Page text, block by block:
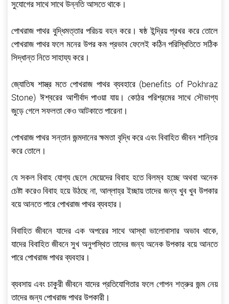
সুযোগের সাথে সাথে উন্নতি আসতে থাকে।
পোখরাজ পাথর বুদ্ধিমত্তার পরিচয় বহন করে। ষষ্ঠ ইন্দ্রিয় প্রখর করে তোলে
পোখরাজ পাথর ফলে মনের উপর কম প্রভাব ফেলেই কঠিন পরিস্থিতিতে সঠিক
সিদ্ধান্ত নিতে সাহায্য করে।
জ্যোতিষ শাস্ত্র মতে পোখরাজ পাথর ব্যবহারে (benefits of Pokhraz
Stone) ঈশ্বরের আশীর্বাদ পাওয়া যায়। কোঠর পরিশ্রমের সাথে সৌভাগ্য
জুড়ে গেলে সফলতা কেও আটকাতে পারেনা।
পোখরাজ পাথর সন্তান জন্মদানের ক্ষমতা বৃদ্ধি করে এবং বিবাহিত জীবন শান্তির
করে তোলে।
যে সকল বিবাহ যোগ্য ছেলে মেয়েদের বিবাহ হতে বিলম্ব হচ্ছে অথবা অনেক
চেষ্টা করেও বিবাহ হয়ে উঠছে না, আল্লাহ্‌র ইচ্ছায় তাদের জন্য খুব খুব উপকার
বয়ে আনতে পারে পোখরাজ পাথর ব্যবহার।
বিবাহিত জীবনে যাদের এক অপরের সাথে আস্থা ভালোবাসার অভাব থাকে,
যাদের বিবাহিত জীবনে সুখ অনুপস্থিত তাদের জন্য অনেক উপকার বয়ে আনতে
পারে পোখরাজ পাথর ব্যবহার।
ব্যবসায় এবং চাকুরী জীবনে যাদের প্রতিযোগিতার ফলে গোপন শত্রুর জন্ম নেয়
তাদের জন্য পোখরাজ পাথর উপকারী।